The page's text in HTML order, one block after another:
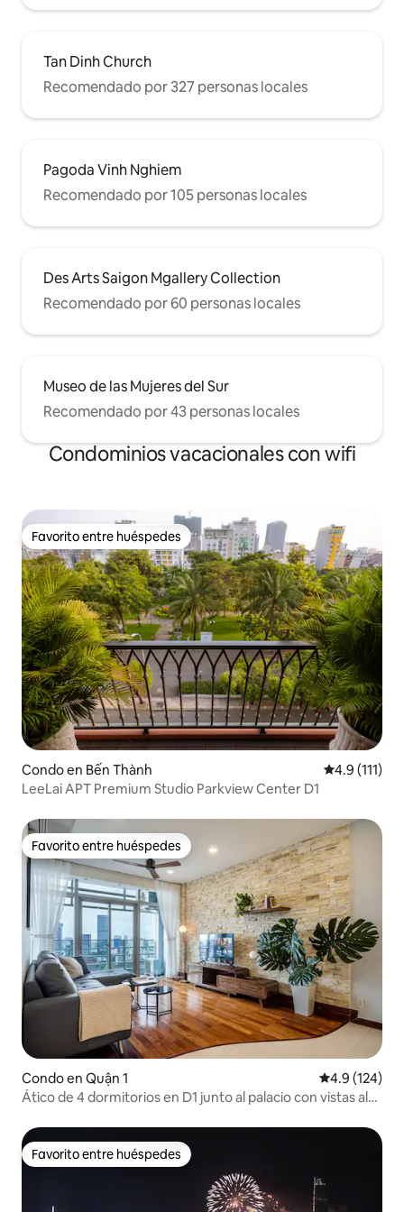
francesa, a solo unos pasos del corazón
boutique y galerías de arte. Literalmente
te estás quedando en el corazón de la
ciudad de Ho Chi Minh. A 3 minutos de
Bitexco Financial Tower, a 10 minutos de
tu puerta. Prepárate para explorar
Saigón, ¡la perla del Lejano Oriente!
Tan Dinh Church
Recomendado por 327 personas locales
Pagoda Vinh Nghiem
Recomendado por 105 personas locales
Des Arts Saigon Mgallery Collection
Recomendado por 60 personas locales
Museo de las Mujeres del Sur
Recomendado por 43 personas locales
Condominios vacacionales con wifi
Favorito entre huéspedes
Favorito entre huéspedes
Condo en Bến Thành Calificación
4.9 (111)
LeeLai APT Premium Studio Parkview Center D1
Favorito entre huéspedes
Favorito entre huéspedes
Condo en Quận 1 Calificación
4.9 (124)
Ático de 4 dormitorios en D1 junto al palacio con vistas al
Favorito entre huéspedes
Favorito entre huéspedes